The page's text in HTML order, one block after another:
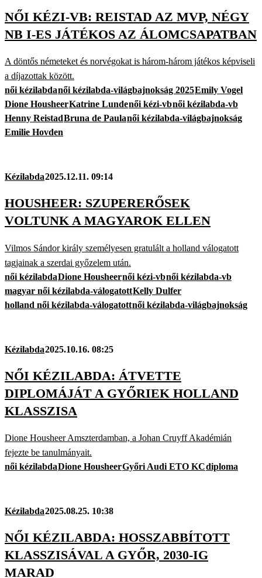
NŐI KÉZI-VB: REISTAD AZ MVP, NÉGY
NB I-ES JÁTÉKOS AZ ÁLOMCSAPATBAN
A döntős németeket és norvégokat is három-három játékos képviseli
a díjazottak között.
női kézilabdanői kézilabda-világbajnokság 2025Emily Vogel
Dione HousheerKatrine Lundenői kézi-vbnői kézilabda-vb
Henny ReistadBruna de Paulanői kézilabda-világbajnokság
Emilie Hovden
Kézilabda2025.12.11. 09:14
HOUSHEER: SZUPERERŐSEK
VOLTUNK A MAGYAROK ELLEN
Vilmos Sándor király személyesen gratulált a holland válogatott
tagjainak a szerdai győzelem után.
női kézilabdaDione Housheernői kézi-vbnői kézilabda-vb
magyar női kézilabda-válogatottKelly Dulfer
holland női kézilabda-válogatottnői kézilabda-világbajnokság
Kézilabda2025.10.16. 08:25
NŐI KÉZILABDA: ÁTVETTE
DIPLOMÁJÁT A GYŐRIEK HOLLAND
KLASSZISA
Dione Housheer Amszterdamban, a Johan Cruyff Akadémián
fejezte be tanulmányait.
női kézilabdaDione HousheerGyőri Audi ETO KCdiploma
Kézilabda2025.08.25. 10:38
NŐI KÉZILABDA: HOSSZABBÍTOTT
KLASSZISÁVAL A GYŐR, 2030-IG
MARAD